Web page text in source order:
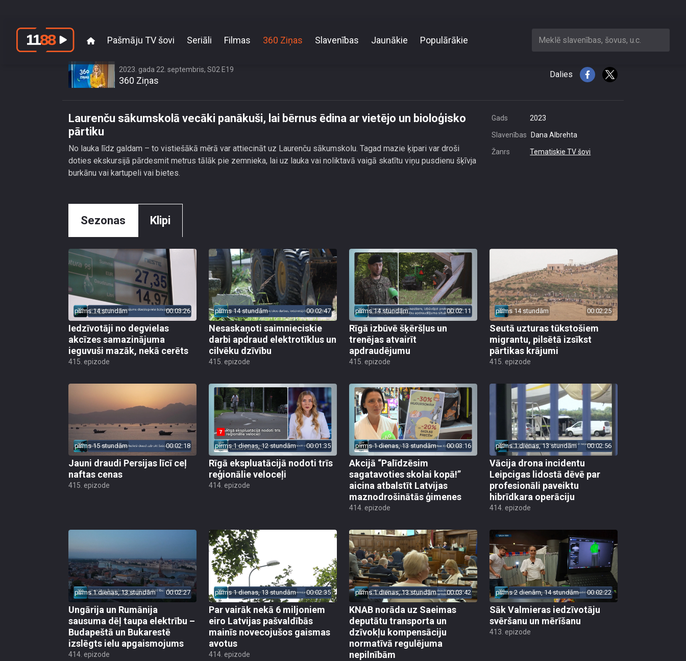
360 Ziņas
pārtiku
No lauka līdz galdam – to vistiešākā mērā var attiecināt uz Laurenču sākumskolu. Tagad mazie ķipari var droši
doties ekskursijā pārdesmit metrus tālāk pie zemnieka, lai uz lauka vai noliktavā vaigā skatītu viņu pusdienu šķīvja
burkānu vai kartupeli vai bietes.
Slavenības Dana Albrehta
Žanrs Tematiskie TV šovi
Sezonas Klipi
pirms 14 stundām 00:03:26
Iedzīvotāji no degvielas
akcīzes samazinājuma
ieguvuši mazāk, nekā cerēts
415. epizode
pirms 14 stundām 00:02:47
Nesaskaņoti saimnieciskie
darbi apdraud elektrotīklus un
cilvēku dzīvību
415. epizode
pirms 14 stundām 00:02:11
Rīgā izbūvē šķēršļus un
trenējas atvairīt
apdraudējumu
415. epizode
pirms 14 stundām 00:02:25
Seutā uzturas tūkstošiem
migrantu, pilsētā izsīkst
pārtikas krājumi
415. epizode
pirms 15 stundām 00:02:18
Jauni draudi Persijas līcī ceļ
naftas cenas
415. epizode
pirms 1 dienas, 12 stundām 00:01:35
Rīgā ekspluatācijā nodoti trīs
reģionālie veloceļi
414. epizode
pirms 1 dienas, 13 stundām 00:03:16
Akcijā “Palīdzēsim
sagatavoties skolai kopā!”
aicina atbalstīt Latvijas
maznodrošinātās ģimenes
414. epizode
pirms 1 dienas, 13 stundām 00:02:56
Vācija drona incidentu
Leipcigas lidostā dēvē par
profesionāli paveiktu
hibrīdkara operāciju
414. epizode
pirms 1 dienas, 13 stundām 00:02:27
Ungārija un Rumānija
sausuma dēļ taupa elektrību –
Budapeštā un Bukarestē
izslēgts ielu apgaismojums
414. epizode
pirms 1 dienas, 13 stundām 00:02:35
Par vairāk nekā 6 miljoniem
eiro Latvijas pašvaldībās
mainīs novecojušos gaismas
avotus
414. epizode
pirms 1 dienas, 13 stundām 00:03:42
KNAB norāda uz Saeimas
deputātu transporta un
dzīvokļu kompensāciju
normatīvā regulējuma
nepilnībām
414. epizode
pirms 2 dienām, 14 stundām 00:02:22
Sāk Valmieras iedzīvotāju
svēršanu un mērīšanu
413. epizode